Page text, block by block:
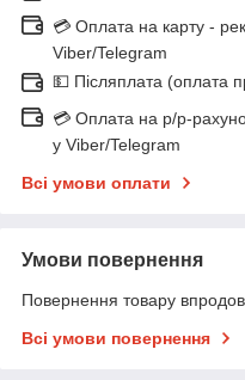
💳 Оплата на карту -
Viber/Telegram
💵 Післяплата (оплата
💳 Оплата на р/р-
у Viber/Telegram
Всі умови оплати
Умови повернення
Повернення товару
Всі умови повернення